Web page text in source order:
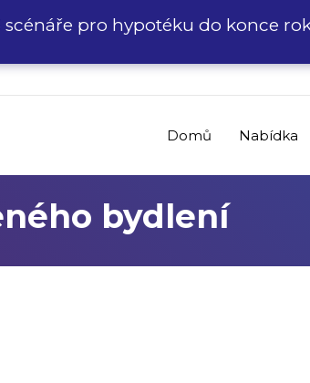
Domů Nabídka
bydlení
pro hypotéku do konce